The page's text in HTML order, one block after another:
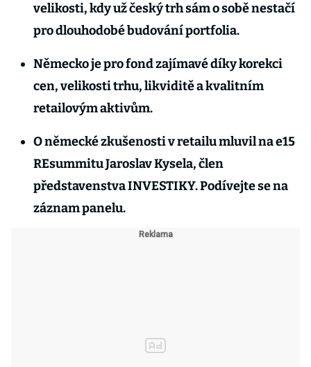
velikosti, kdy už český trh sám o sobě nestačí
pro dlouhodobé budování portfolia.
Německo je pro fond zajímavé díky korekci
cen, velikosti trhu, likviditě a kvalitním
retailovým aktivům.
O německé zkušenosti v retailu mluvil na e15
REsummitu Jaroslav Kysela, člen
představenstva INVESTIKY. Podívejte se na
záznam panelu.